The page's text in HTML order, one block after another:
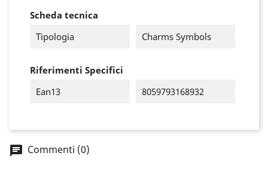
Scheda tecnica
Tipologia
Charms Symbols
Riferimenti Specifici
Ean13
8059793168932
Commenti (0)